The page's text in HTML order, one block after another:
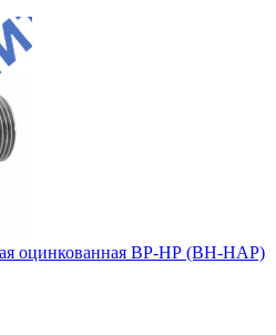
оцинкованная ВР-НР (ВН-НАР)